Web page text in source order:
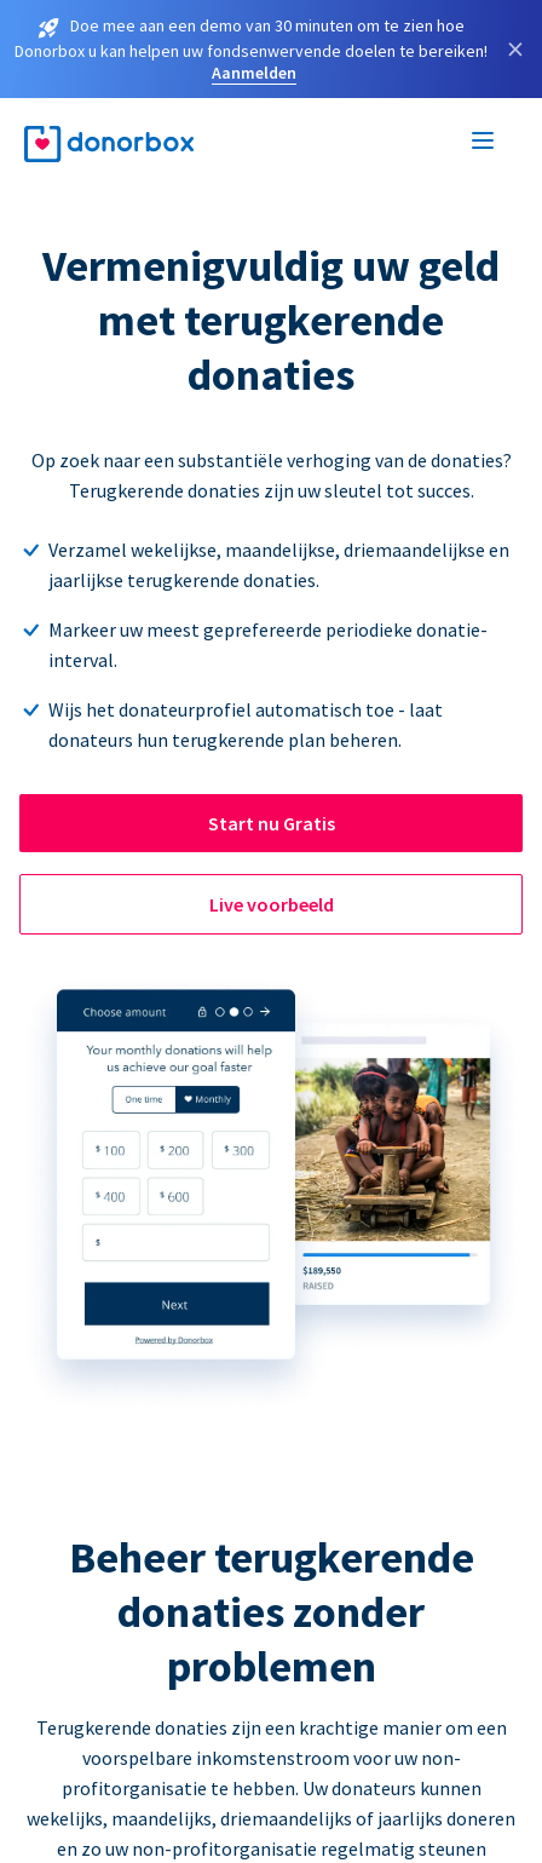
Doe mee aan een demo van 30 minuten om te zien hoe
Donorbox u kan helpen uw fondsenwervende doelen te bereiken!
Aanmelden
×
Vermenigvuldig uw geld
met terugkerende
donaties
Op zoek naar een substantiële verhoging van de donaties?
Terugkerende donaties zijn uw sleutel tot succes.
Verzamel wekelijkse, maandelijkse, driemaandelijkse en
jaarlijkse terugkerende donaties.
Markeer uw meest geprefereerde periodieke donatie-
interval.
Wijs het donateurprofiel automatisch toe - laat
donateurs hun terugkerende plan beheren.
Start nu Gratis
Live voorbeeld
Beheer terugkerende
donaties zonder
problemen
Terugkerende donaties zijn een krachtige manier om een
voorspelbare inkomstenstroom voor uw non-
profitorganisatie te hebben. Uw donateurs kunnen
wekelijks, maandelijks, driemaandelijks of jaarlijks doneren
en zo uw non-profitorganisatie regelmatig steunen